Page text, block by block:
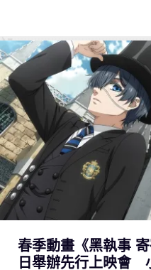
春季動畫《黑執事
日舉辦先行上映會